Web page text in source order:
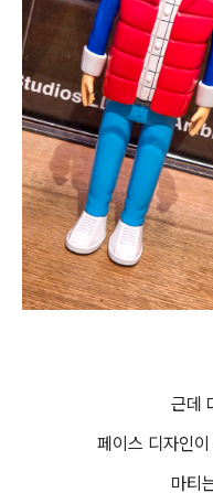
근데
페이스 디자인
마티